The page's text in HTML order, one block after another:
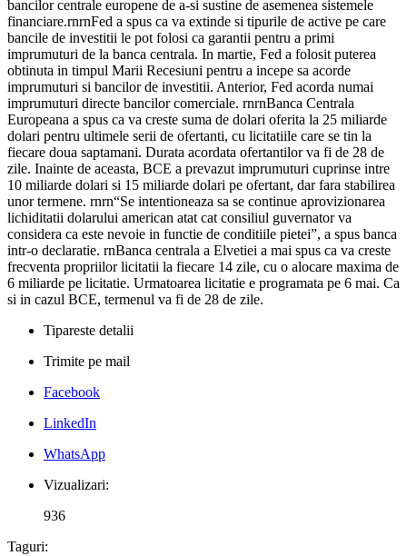
bancilor centrale europene de a-si sustine de asemenea sistemele
financiare.rnrnFed a spus ca va extinde si tipurile de active pe care
bancile de investitii le pot folosi ca garantii pentru a primi
imprumuturi de la banca centrala. In martie, Fed a folosit puterea
obtinuta in timpul Marii Recesiuni pentru a incepe sa acorde
imprumuturi si bancilor de investitii. Anterior, Fed acorda numai
imprumuturi directe bancilor comerciale. rnrnBanca Centrala
Europeana a spus ca va creste suma de dolari oferita la 25 miliarde
dolari pentru ultimele serii de ofertanti, cu licitatiile care se tin la
fiecare doua saptamani. Durata acordata ofertantilor va fi de 28 de
zile. Inainte de aceasta, BCE a prevazut imprumuturi cuprinse intre
10 miliarde dolari si 15 miliarde dolari pe ofertant, dar fara stabilirea
unor termene. rnrn“Se intentioneaza sa se continue aprovizionarea
lichiditatii dolarului american atat cat consiliul guvernator va
considera ca este nevoie in functie de conditiile pietei”, a spus banca
intr-o declaratie. rnBanca centrala a Elvetiei a mai spus ca va creste
frecventa propriilor licitatii la fiecare 14 zile, cu o alocare maxima de
6 miliarde pe licitatie. Urmatoarea licitatie e programata pe 6 mai. Ca
si in cazul BCE, termenul va fi de 28 de zile.
Tipareste detalii
Trimite pe mail
Facebook
LinkedIn
WhatsApp
Vizualizari:
936
Taguri: